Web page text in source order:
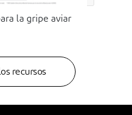
la gripe aviar
recursos